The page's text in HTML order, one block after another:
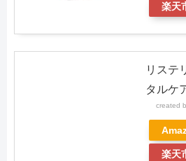
楽天
リステ
タルケ
created
楽天